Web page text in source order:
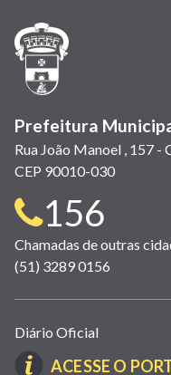
janela)
Prefeitura
Rua João Manoel , 157
CEP 90010-030
Telefone
para
contato:
156
Chamadas de outras
(51) 3289 0156
Links
úteis
Diário Oficial
ACESSE O